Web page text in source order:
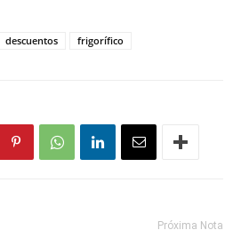
descuentos frigorífico
Próxima Nota